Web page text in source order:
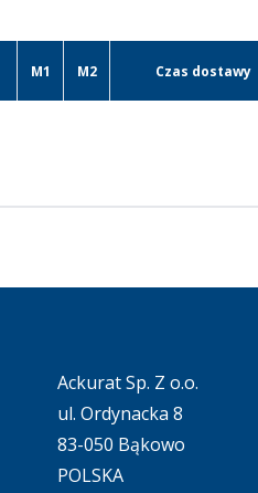
M1
M2 Czas dostawy
Ackurat Sp. Z o.o.
ul. Ordynacka 8
83-050 Bąkowo
POLSKA